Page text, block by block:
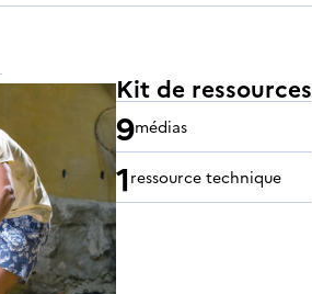
Kit de ressources
9médias
1ressource technique